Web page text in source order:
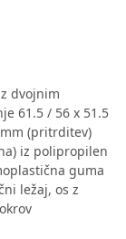
dvojnim
61.5 / 56 x 51.5
(pritrditev)
iz polipropilen
guma
ležaj, os z